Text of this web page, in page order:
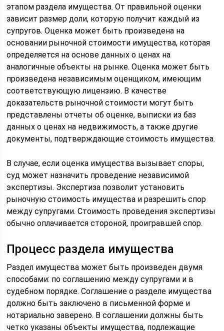
этапом раздела имущества. От правильной оценки
зависит размер доли, которую получит каждый из
супругов. Оценка может быть произведена на
основании рыночной стоимости имущества, которая
определяется на основе данных о ценах на
аналогичные объекты на рынке. Оценка может быть
произведена независимым оценщиком, имеющим
соответствующую лицензию. В качестве
доказательств рыночной стоимости могут быть
представлены отчеты об оценке, выписки из баз
данных о ценах на недвижимость, а также другие
документы, подтверждающие стоимость имущества.
В случае, если оценка имущества вызывает споры,
суд может назначить проведение независимой
экспертизы. Экспертиза позволит установить
рыночную стоимость имущества и разрешить спор
между супругами. Стоимость проведения экспертизы
обычно оплачивается стороной, проигравшей спор.
Процесс раздела имущества
Раздел имущества может быть произведен двумя
способами: по соглашению между супругами и в
судебном порядке. Соглашение о разделе имущества
должно быть заключено в письменной форме и
нотариально заверено. В соглашении должны быть
четко указаны объекты имущества, подлежащие